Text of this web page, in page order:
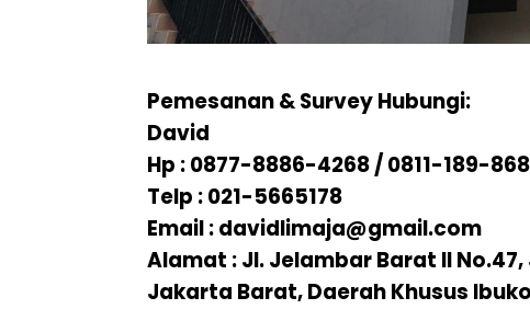
Pemesanan & Survey Hubungi:
David
Hp : 0877-8886-4268 / 0811-189-
Telp : 021-5665178
Email : davidlimaja@gmail.com
Alamat : Jl. Jelambar Barat II
Jakarta Barat, Daerah Khusus